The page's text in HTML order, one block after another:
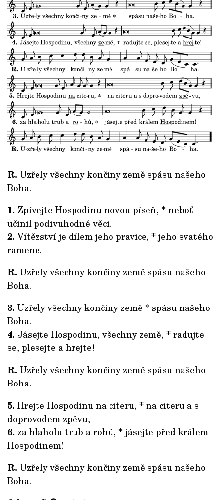
R. Uzřely všechny končiny země spásu našeho
Boha.
1. Zpívejte Hospodinu novou píseň, * neboť
učinil podivuhodné věci.
2.Vítězství je dílem jeho pravice, * jeho svatého
ramene.
R. Uzřely všechny končiny země spásu našeho
Boha.
3. Uzřely všechny končiny země * spásu našeho
Boha.
4. Jásejte Hospodinu, všechny země, * radujte
se, plesejte a hrejte!
R. Uzřely všechny končiny země spásu našeho
Boha.
5. Hrejte Hospodinu na citeru, * na citeru a s
doprovodem zpěvu,
6. za hlaholu trub a rohů, * jásejte před králem
Hospodinem!
R. Uzřely všechny končiny země spásu našeho
Boha.